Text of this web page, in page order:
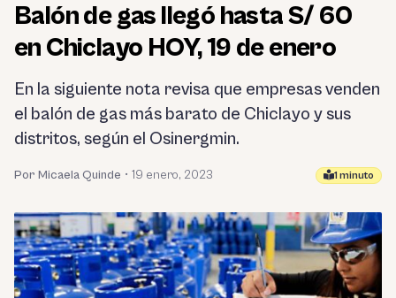
Balón de gas llegó hasta S/ 60
en Chiclayo HOY, 19 de enero
En la siguiente nota revisa que empresas venden
el balón de gas más barato de Chiclayo y sus
distritos, según el Osinergmin.
Por Micaela Quinde • 19 enero, 2023 1 minuto